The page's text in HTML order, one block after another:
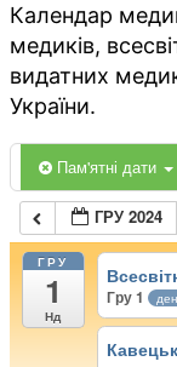
Календар
медиків,
видатних
України.
Пам'ятні дати
ГРУ 2024
ГРУ
1
Нд
Гру 1